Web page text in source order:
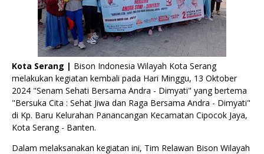
Kota Serang | Bison Indonesia Wilayah Kota Serang
melakukan kegiatan kembali pada Hari Minggu, 13 Oktober
2024 "Senam Sehati Bersama Andra - Dimyati" yang bertema
"Bersuka Cita : Sehat Jiwa dan Raga Bersama Andra - Dimyati"
di Kp. Baru Kelurahan Panancangan Kecamatan Cipocok Jaya,
Kota Serang - Banten.
Dalam melaksanakan kegiatan ini, Tim Relawan Bison Wilayah